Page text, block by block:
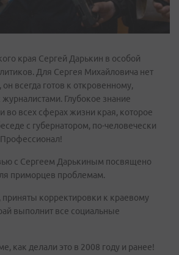
края Сергей Дарькин в особой
Для Сергея Михайловича нет
всегда готов к откровенному,
журналистами. Глубокое знание
во всех сферах жизни края, которое
с губернатором, по-человечески
с Сергеем Дарькиным посвящено
приморцев проблемам.
корректировки к краевому
выполнит все социальные
как делали это в 2008 году и ранее!